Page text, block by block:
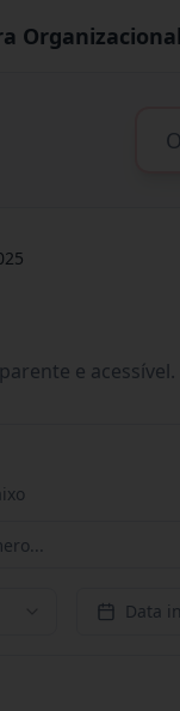
Organizacional
e acessível.
Data